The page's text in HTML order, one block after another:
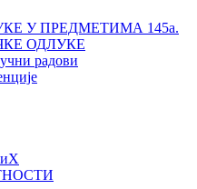
У ПРЕДМЕТИМА 145а.
ОДЛУКЕ
радови